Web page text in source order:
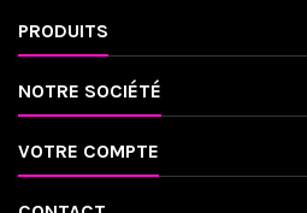
PRODUITS
NOTRE SOCIÉTÉ
VOTRE COMPTE